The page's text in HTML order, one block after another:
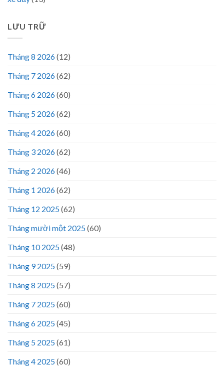
LƯU TRỮ
Tháng 8 2026(12)
Tháng 7 2026(62)
Tháng 6 2026(60)
Tháng 5 2026(62)
Tháng 4 2026(60)
Tháng 3 2026(62)
Tháng 2 2026(46)
Tháng 1 2026(62)
Tháng 12 2025(62)
Tháng mười một 2025(60)
Tháng 10 2025(48)
Tháng 9 2025(59)
Tháng 8 2025(57)
Tháng 7 2025(60)
Tháng 6 2025(45)
Tháng 5 2025(61)
Tháng 4 2025(60)